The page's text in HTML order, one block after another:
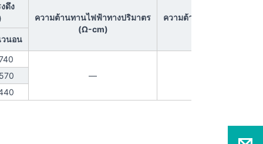
ดึง
ความต้านทานไฟฟ้าทางปริมาตร
(Ω-cm)
ความต้านทานไฟฟ้าที่พื้นผิว
นอน
—